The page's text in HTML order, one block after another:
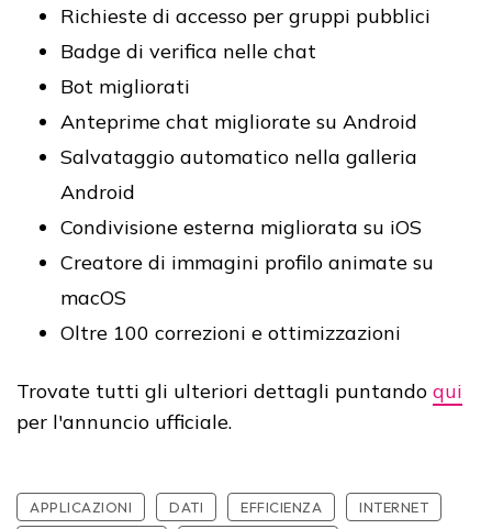
Richieste di accesso per gruppi pubblici
Badge di verifica nelle chat
Bot migliorati
Anteprime chat migliorate su Android
Salvataggio automatico nella galleria
Android
Condivisione esterna migliorata su iOS
Creatore di immagini profilo animate su
macOS
Oltre 100 correzioni e ottimizzazioni
Trovate tutti gli ulteriori dettagli puntando qui
per l'annuncio ufficiale.
APPLICAZIONI DATI EFFICIENZA
INTERNET